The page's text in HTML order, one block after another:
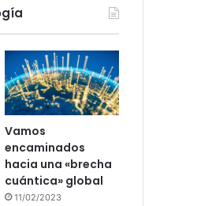
Vamos
encaminados
hacia una «brecha
cuántica» global
11/02/2023